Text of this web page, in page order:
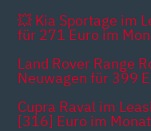
💥 Kia Sportage im
für 271 Euro im
Land Rover Range
Neuwagen für 399
Cupra Raval im
[316] Euro im